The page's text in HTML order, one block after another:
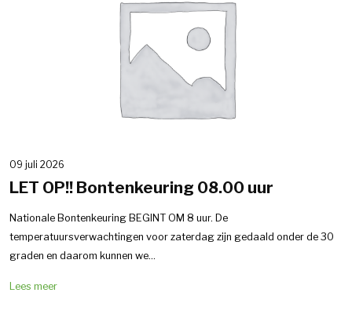
09 juli 2026
LET OP!! Bontenkeuring 08.00 uur
Nationale Bontenkeuring BEGINT OM 8 uur. De
temperatuursverwachtingen voor zaterdag zijn gedaald onder de 30
graden en daarom kunnen we...
Lees meer